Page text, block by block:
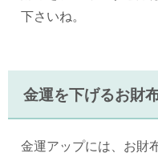
下さいね。
金運を下げるお財
金運アップには、お財